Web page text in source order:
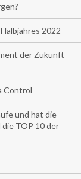
2022
der Zukunft
Control
und hat die
TOP 10 der